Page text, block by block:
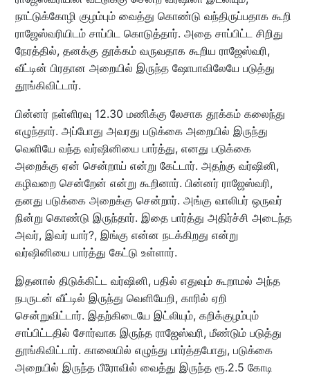
நாட்டுக்கோழி குழம்பும் வைத்து கொண்டு வந்திருப்பதாக கூறி
ராஜேஸ்வரியிடம் சாப்பிட கொடுத்தார். அதை சாப்பிட்ட சிறிது
நேரத்தில், தனக்கு தூக்கம் வருவதாக கூறிய ராஜேஸ்வரி,
வீட்டின் பிரதான அறையில் இருந்த ஷோபாவிலேயே படுத்து
தூங்கிவிட்டார்.
பின்னர் நள்ளிரவு 12.30 மணிக்கு லேசாக தூக்கம் கலைந்து
எழுந்தார். அப்போது அவரது படுக்கை அறையில் இருந்து
வெளியே வந்த வர்ஷினியை பார்த்து, எனது படுக்கை
அறைக்கு ஏன் சென்றாய் என்று கேட்டார். அதற்கு வர்ஷினி,
கழிவறை சென்றேன் என்று கூறினார். பின்னர் ராஜேஸ்வரி,
தனது படுக்கை அறைக்கு சென்றார். அங்கு வாலிபர் ஒருவர்
நின்று கொண்டு இருந்தார். இதை பார்த்து அதிர்ச்சி அடைந்த
அவர், இவர் யார்?, இங்கு என்ன நடக்கிறது என்று
வர்ஷினியை பார்த்து கேட்டு உள்ளார்.
இதனால் திடுக்கிட்ட வர்ஷினி, பதில் எதுவும் கூறாமல் அந்த
நபருடன் வீட்டில் இருந்து வெளியேறி, காரில் ஏறி
சென்றுவிட்டார். இதற்கிடையே இட்லியும், கறிக்குழம்பும்
சாப்பிட்டதில் சோர்வாக இருந்த ராஜேஸ்வரி, மீண்டும் படுத்து
தூங்கிவிட்டார். காலையில் எழுந்து பார்த்தபோது, படுக்கை
அறையில் இருந்த பீரோவில் வைத்து இருந்த ரூ.2.5 கோடி